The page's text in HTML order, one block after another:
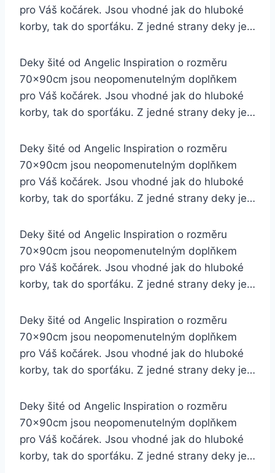
pro Váš kočárek. Jsou vhodné jak do hluboké
korby, tak do sporťáku. Z jedné strany deky je…
Deky šité od Angelic Inspiration o rozměru
70x90cm jsou neopomenutelným doplňkem
pro Váš kočárek. Jsou vhodné jak do hluboké
korby, tak do sporťáku. Z jedné strany deky je…
Deky šité od Angelic Inspiration o rozměru
70x90cm jsou neopomenutelným doplňkem
pro Váš kočárek. Jsou vhodné jak do hluboké
korby, tak do sporťáku. Z jedné strany deky je…
Deky šité od Angelic Inspiration o rozměru
70x90cm jsou neopomenutelným doplňkem
pro Váš kočárek. Jsou vhodné jak do hluboké
korby, tak do sporťáku. Z jedné strany deky je…
Deky šité od Angelic Inspiration o rozměru
70x90cm jsou neopomenutelným doplňkem
pro Váš kočárek. Jsou vhodné jak do hluboké
korby, tak do sporťáku. Z jedné strany deky je…
Deky šité od Angelic Inspiration o rozměru
70x90cm jsou neopomenutelným doplňkem
pro Váš kočárek. Jsou vhodné jak do hluboké
korby, tak do sporťáku. Z jedné strany deky je…